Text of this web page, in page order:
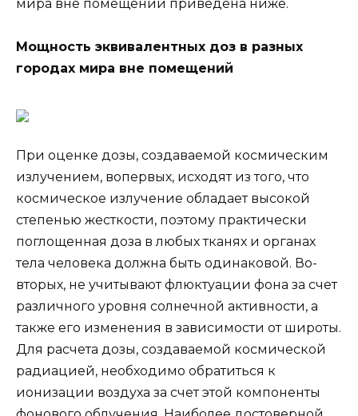
мира вне помещений приведена ниже.
Мощность эквивалентных доз в разных
городах мира вне помещений
При оценке дозы, создаваемой космическим
излучением, вопервых, исходят из того, что
космическое излучение обладает высокой
степенью жесткости, поэтому практически
поглощенная доза в любых тканях и органах
тела человека должна быть одинаковой. Во-
вторых, не учитывают флюктуации фона за счет
различного уровня солнечной активности, а
также его изменения в зависимости от широты.
Для расчета дозы, создаваемой космической
радиацией, необходимо обратиться к
ионизации воздуха за счет этой компоненты